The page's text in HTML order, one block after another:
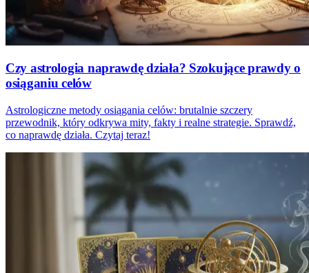
Czy astrologia naprawdę działa? Szokujące prawdy o
osiąganiu celów
Astrologiczne metody osiągania celów: brutalnie szczery
przewodnik, który odkrywa mity, fakty i realne strategie. Sprawdź,
co naprawdę działa. Czytaj teraz!